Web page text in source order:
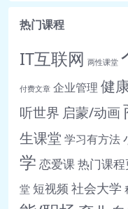
热门课程
IT互联网 两性课堂
付费文章 企业管理 健
听世界 启蒙/动画
生课堂 学习有方法
学 恋爱课热门课
堂 短视频 社会大学